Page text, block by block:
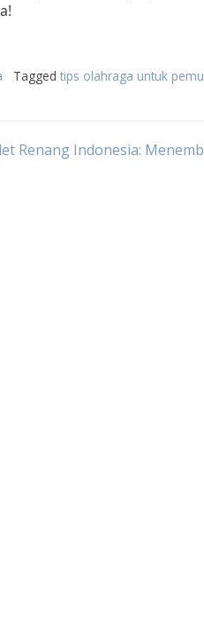
Tagged tips olahraga untuk
Renang Indonesia: